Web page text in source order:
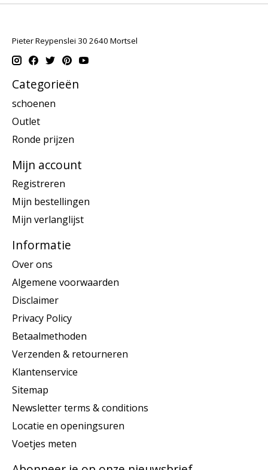
Pieter Reypenslei 30 2640 Mortsel
Categorieën
schoenen
Outlet
Ronde prijzen
Mijn account
Registreren
Mijn bestellingen
Mijn verlanglijst
Informatie
Over ons
Algemene voorwaarden
Disclaimer
Privacy Policy
Betaalmethoden
Verzenden & retourneren
Klantenservice
Sitemap
Newsletter terms & conditions
Locatie en openingsuren
Voetjes meten